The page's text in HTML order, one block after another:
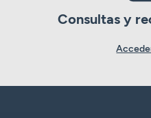
Consultas y